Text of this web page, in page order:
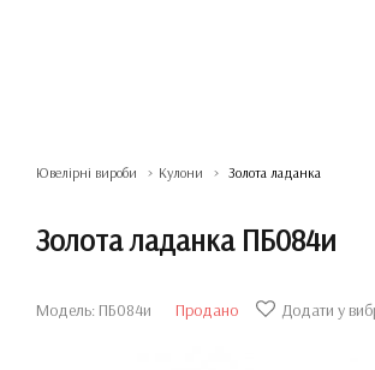
Ювелірні вироби Кулони Золота ладанка
Золота ладанка ПБ084и
Модель: ПБ084и Продано Додати у